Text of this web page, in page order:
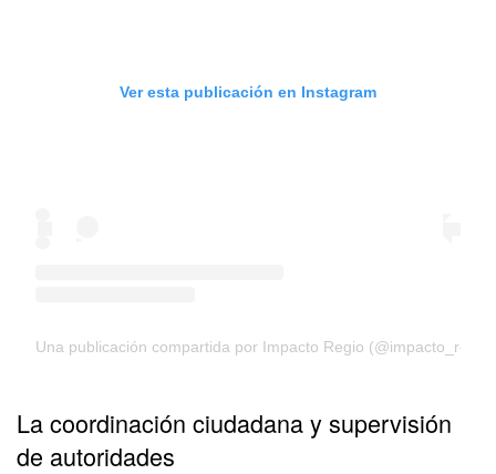
Ver esta publicación en Instagram
Una publicación compartida por Impacto Regio
La coordinación ciudadana y supervisión
de autoridades